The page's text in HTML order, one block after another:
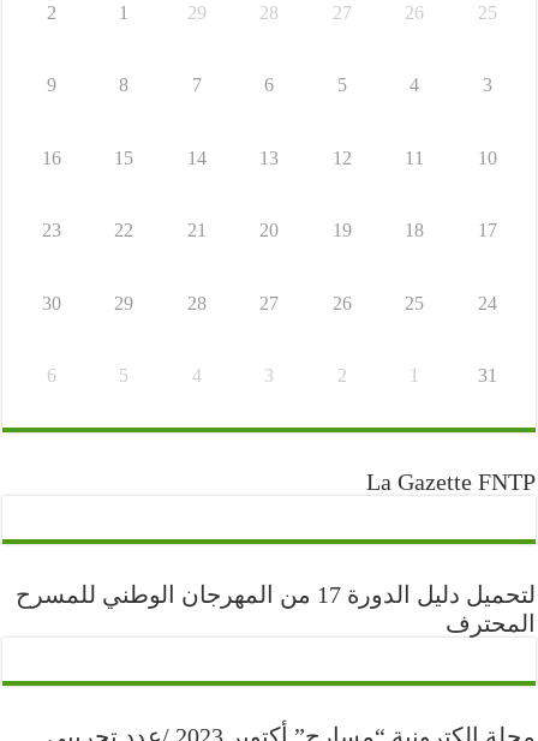
25
26
27
28
29
1
2
3
4
5
6
7
8
9
10
11
12
13
14
15
16
17
18
19
20
21
22
23
24
25
26
27
28
29
30
31
1
2
3
4
5
6
La Gazette FNTP
لتحميل دليل الدورة 17 من المهرجان الوطني للمسرح
المحترف